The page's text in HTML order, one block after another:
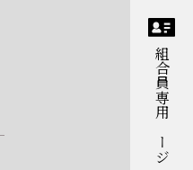
組合員専用ページ